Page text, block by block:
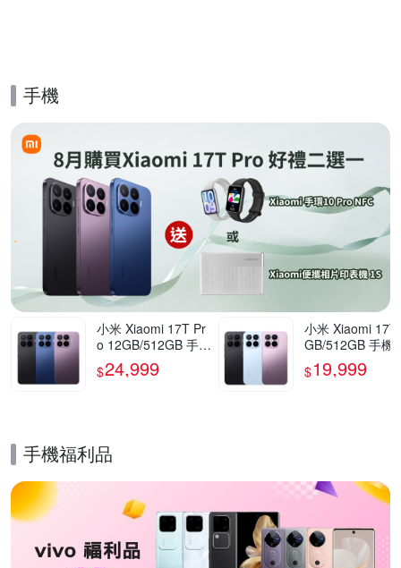
手機
小米 Xiaomi 17T Pr
o 12GB/512GB 手機
官方旗艦館
$24,999
小米 Xiaomi 17T
GB/512GB 手機
方旗艦館
$19,999
手機福利品